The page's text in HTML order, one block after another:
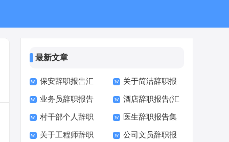
最新文章
保安辞职报告汇
编15篇
关于简洁辞职报
告范文
业务员辞职报告
集合15篇
酒店辞职报告(汇
编15篇)
村干部个人辞职
报告
医生辞职报告集
锦15篇
关于工程师辞职 公司文员辞职报